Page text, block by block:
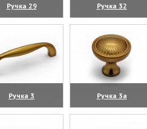
Ручка 29
(увеличить)
Ручка 32
(увеличить)
Ручка 3
(увеличить)
Ручка 3а
(увеличить)